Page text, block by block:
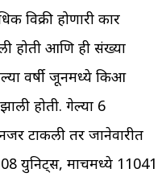
विक्री होणारी कार
होती आणि ही संख्या
वर्षी जूनमध्ये किआ
होती. गेल्या 6
टाकली तर जानेवारीत
युनिट्स, मार्चमध्ये 11041